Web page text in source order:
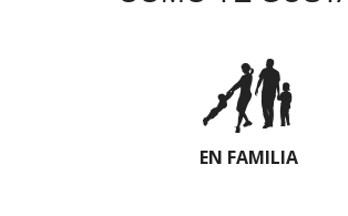
EN FAMILIA